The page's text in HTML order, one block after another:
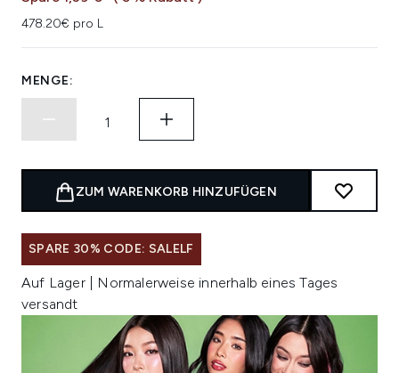
478.20€ pro L
MENGE:
ZUM WARENKORB HINZUFÜGEN
SPARE 30% CODE: SALELF
Auf Lager | Normalerweise innerhalb eines Tages
versandt